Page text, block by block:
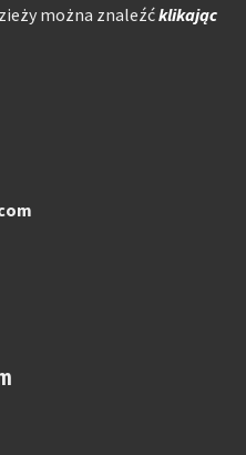
można znaleźćklikając